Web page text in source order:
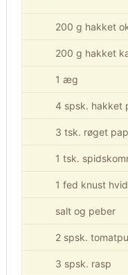
200 g hakket
200 g hakket
1 æg
4 spsk. hakket
3 tsk. røget
1 tsk.
1 fed knust
salt og peber
2 spsk.
3 spsk. rasp